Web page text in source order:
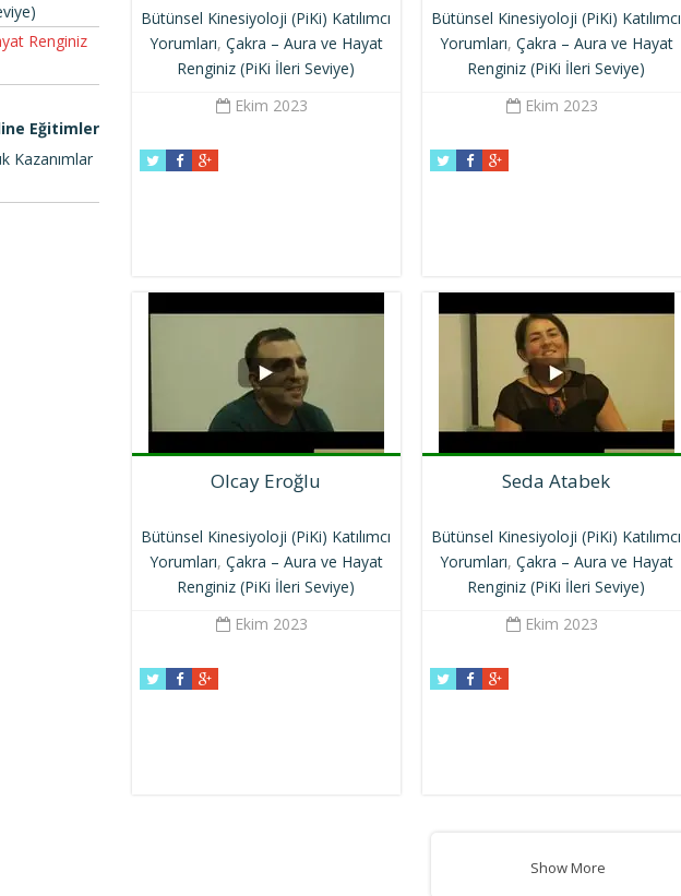
Renginiz
Eğitimler
Kazanımlar
Bütünsel Kinesiyoloji (PiKi) Katılımcı
Yorumları, Çakra – Aura ve Hayat
Renginiz (PiKi İleri Seviye)
Ekim 2023
Bütünsel Kinesiyoloji (PiKi) Katılımcı
Yorumları, Çakra – Aura ve Hayat
Renginiz (PiKi İleri Seviye)
Ekim 2023
Olcay Eroğlu
Bütünsel Kinesiyoloji (PiKi) Katılımcı
Yorumları, Çakra – Aura ve Hayat
Renginiz (PiKi İleri Seviye)
Ekim 2023
Seda Atabek
Bütünsel Kinesiyoloji (PiKi) Katılımcı
Yorumları, Çakra – Aura ve Hayat
Renginiz (PiKi İleri Seviye)
Ekim 2023
Show More